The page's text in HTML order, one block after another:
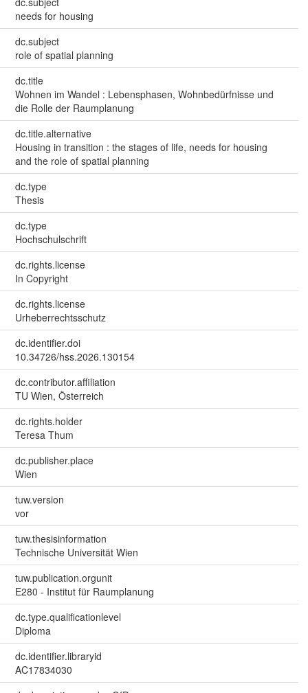
needs for housing
dc.subject
role of spatial planning
dc.title
Wohnen im Wandel : Lebensphasen, Wohnbedürfnisse und
die Rolle der Raumplanung
dc.title.alternative
Housing in transition : the stages of life, needs for housing
and the role of spatial planning
dc.type
Thesis
dc.type
Hochschulschrift
dc.rights.license
In Copyright
dc.rights.license
Urheberrechtsschutz
dc.identifier.doi
10.34726/hss.2026.130154
dc.contributor.affiliation
TU Wien, Österreich
dc.rights.holder
Teresa Thum
dc.publisher.place
Wien
tuw.version
vor
tuw.thesisinformation
Technische Universität Wien
tuw.publication.orgunit
E280 - Institut für Raumplanung
dc.type.qualificationlevel
Diploma
dc.identifier.libraryid
AC17834030